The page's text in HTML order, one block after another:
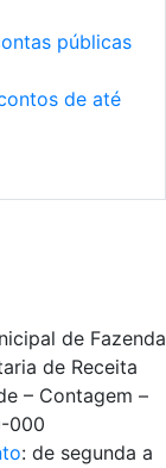
públicas
de até
de Fazenda
de Receita
– Contagem –
000
: de segunda a